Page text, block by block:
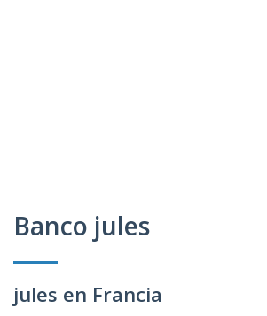
Banco jules
jules en Francia